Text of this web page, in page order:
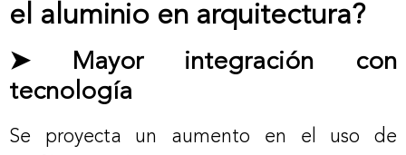
el aluminio en arquitectura?
➤ Mayor integración con
tecnología
Se proyecta un aumento en el uso de